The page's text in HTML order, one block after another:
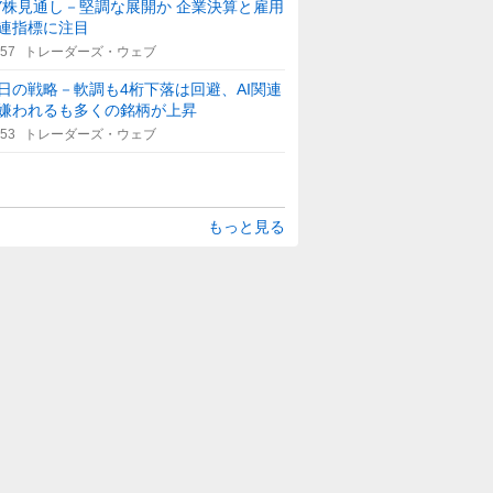
株見通し－堅調な展開か 企業決算と雇用
指標に注目
トレーダーズ・ウェブ
の戦略－軟調も4桁下落は回避、AI関連
われるも多くの銘柄が上昇
トレーダーズ・ウェブ
もっと見る